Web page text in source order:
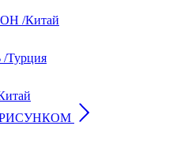
/Китай
РИСУНКОМ